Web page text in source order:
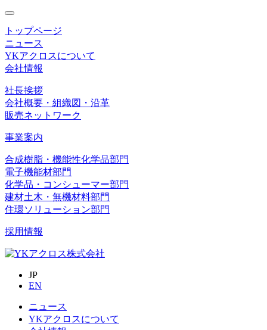
toggle
navigation
トップページ
ニュース
YKアクロスについて
会社情報
社長挨拶
会社概要・組織図・沿革
販売ネットワーク
事業案内
合成樹脂・機能性化学品部門
電子機能材部門
化学品・コンシューマー部門
建材土木・無機材料部門
住環ソリューション部門
採用情報
JP
EN
ニュース
YKアクロスについて